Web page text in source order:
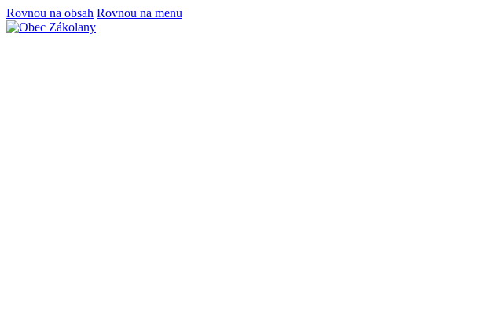
Rovnou na obsah Rovnou na menu